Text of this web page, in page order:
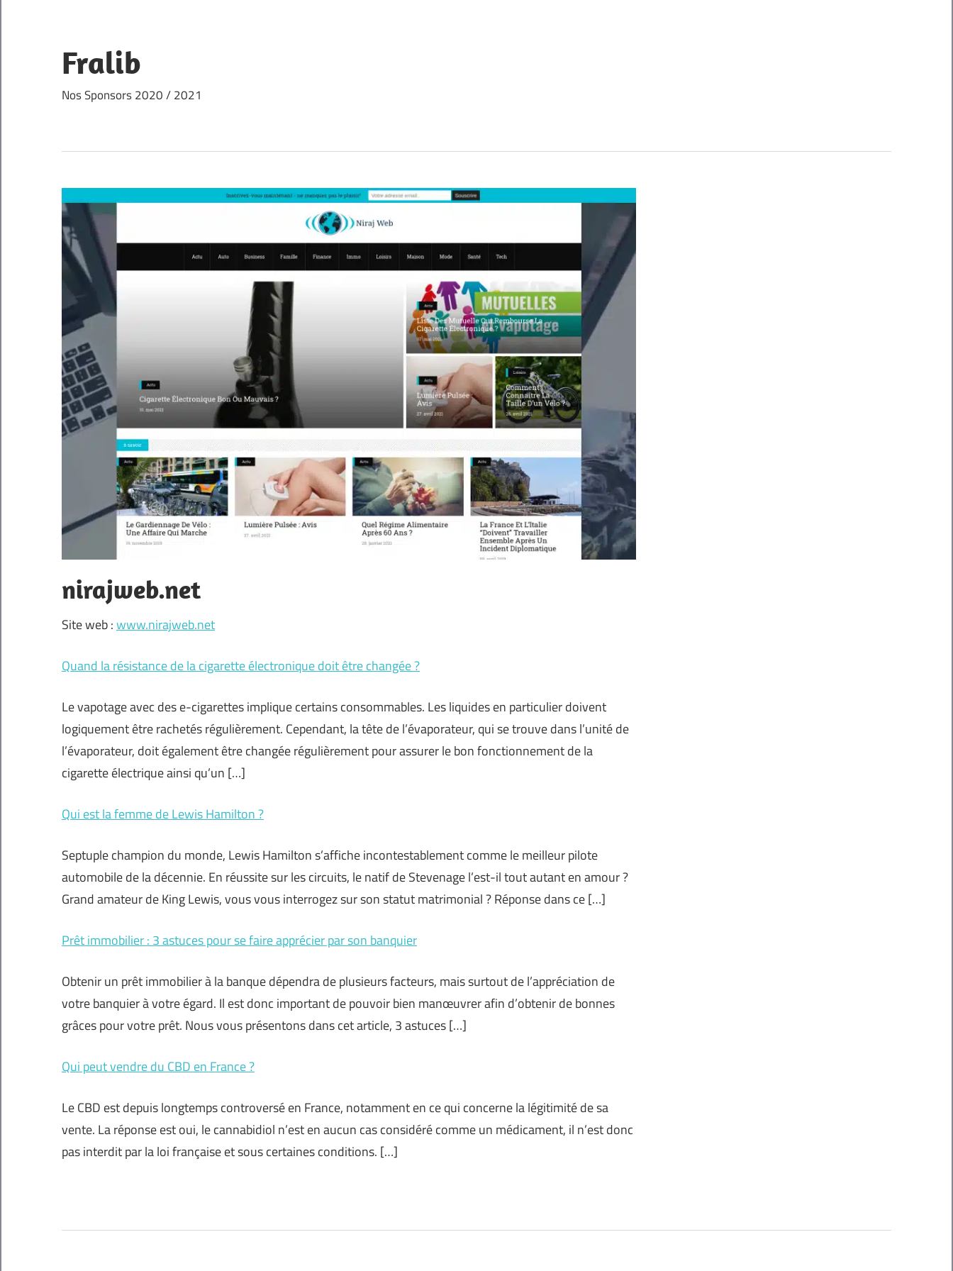
content
Fralib
Nos Sponsors 2020 / 2021
nirajweb.net
Site web :www.nirajweb.net
Quand la résistance de la cigarette électronique doit être changée ?
Le vapotage avec des e-cigarettes implique certains consommables. Les liquides en particulier doivent
logiquement être rachetés régulièrement. Cependant, la tête de l’évaporateur, qui se trouve dans l’unité de
l’évaporateur, doit également être changée régulièrement pour assurer le bon fonctionnement de la
cigarette électrique ainsi qu’un […]
Qui est la femme de Lewis Hamilton ?
Septuple champion du monde, Lewis Hamilton s’affiche incontestablement comme le meilleur pilote
automobile de la décennie. En réussite sur les circuits, le natif de Stevenage l’est-il tout autant en amour ?
Grand amateur de King Lewis, vous vous interrogez sur son statut matrimonial ? Réponse dans ce […]
Prêt immobilier : 3 astuces pour se faire apprécier par son banquier
Obtenir un prêt immobilier à la banque dépendra de plusieurs facteurs, mais surtout de l’appréciation de
votre banquier à votre égard. Il est donc important de pouvoir bien manœuvrer afin d’obtenir de bonnes
grâces pour votre prêt. Nous vous présentons dans cet article, 3 astuces […]
Qui peut vendre du CBD en France ?
Le CBD est depuis longtemps controversé en France, notamment en ce qui concerne la légitimité de sa
vente. La réponse est oui, le cannabidiol n’est en aucun cas considéré comme un médicament, il n’est donc
pas interdit par la loi française et sous certaines conditions. […]